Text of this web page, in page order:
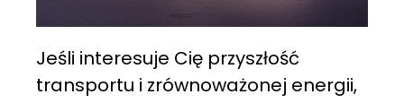
Jeśli interesuje Cię przyszłość
transportu i zrównoważonej energii,